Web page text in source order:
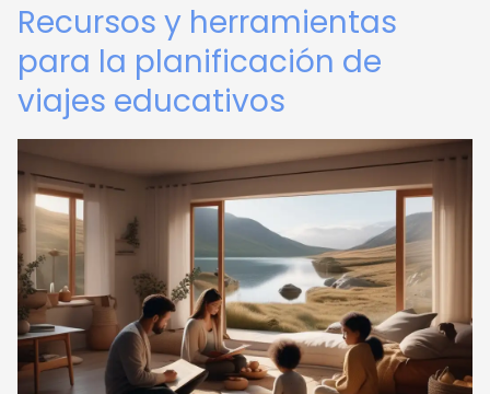
Recursos y herramientas
para la planificación de
viajes educativos